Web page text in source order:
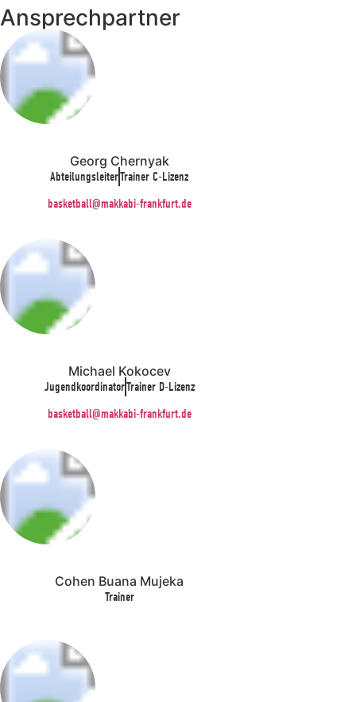
Ansprechpartner
Georg Chernyak
AbteilungsleiterTrainer C-Lizenz
basketball@makkabi-frankfurt.de
Michael Kokocev
JugendkoordinatorTrainer D-Lizenz
basketball@makkabi-frankfurt.de
Cohen Buana Mujeka
Trainer